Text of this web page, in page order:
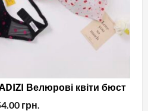
Велюрові квіти бюст
грн.